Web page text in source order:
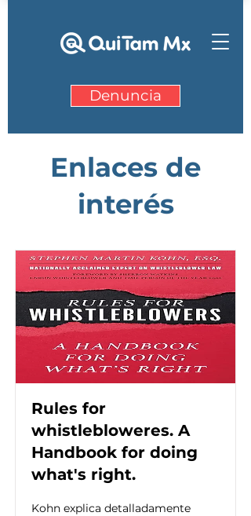
Denuncia
Enlaces de
interés
Rules for
whistlebloweres. A
Handbook for doing
what's right.
Kohn explica detalladamente